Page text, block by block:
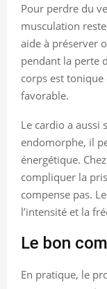
Pour perdre du
musculation
aide à préserver
pendant la perte
corps est
favorable.
Le cardio a aussi
endomorphe, il
énergétique.
compliquer la
compense pas.
l’intensité et la
Le bon
En pratique, le